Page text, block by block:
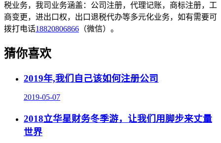
税业务，我司业务涵盖：公司注册，代理记账，商标注册，工
商变更，进出口权，出口退税代办等多元化业务，如有需要可
拨打电话18820806866 （微信）。
猜你喜欢
2019年,我们自己该如何注册公司
2019-05-07
2018立华星财务冬季游，让我们用脚步来丈量
世界